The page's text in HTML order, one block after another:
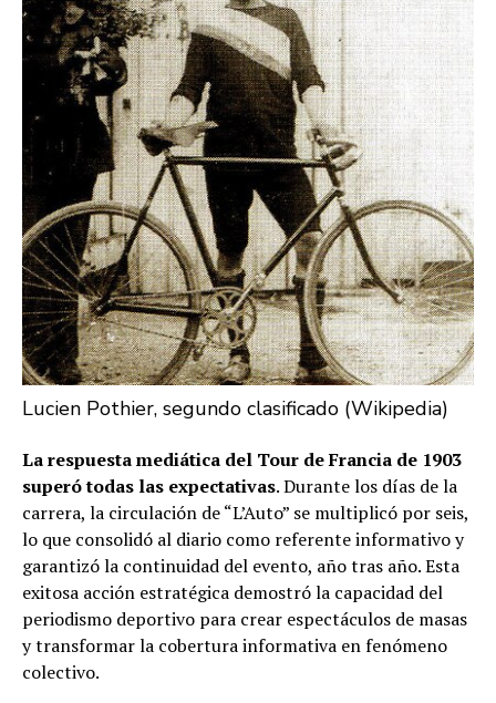
Lucien Pothier, segundo clasificado (Wikipedia)
La respuesta mediática del Tour de Francia de 1903
superó todas las expectativas. Durante los días de la
carrera, la circulación de “L’Auto” se multiplicó por seis,
lo que consolidó al diario como referente informativo y
garantizó la continuidad del evento, año tras año. Esta
exitosa acción estratégica demostró la capacidad del
periodismo deportivo para crear espectáculos de masas
y transformar la cobertura informativa en fenómeno
colectivo.